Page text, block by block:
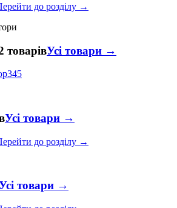
до розділу →
товарівУсі товари →
345
Усі товари →
до розділу →
товари →